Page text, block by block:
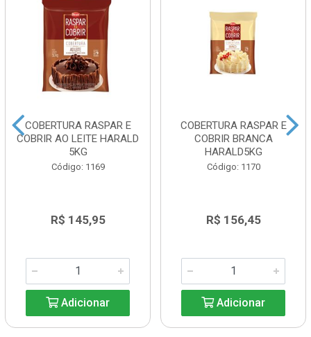
COBERTURA RASPAR E
COBRIR AO LEITE HARALD
5KG
Código: 1169
R$ 145,95
Adicionar
COBERTURA RASPAR E
COBRIR BRANCA
HARALD5KG
Código: 1170
R$ 156,45
Adicionar